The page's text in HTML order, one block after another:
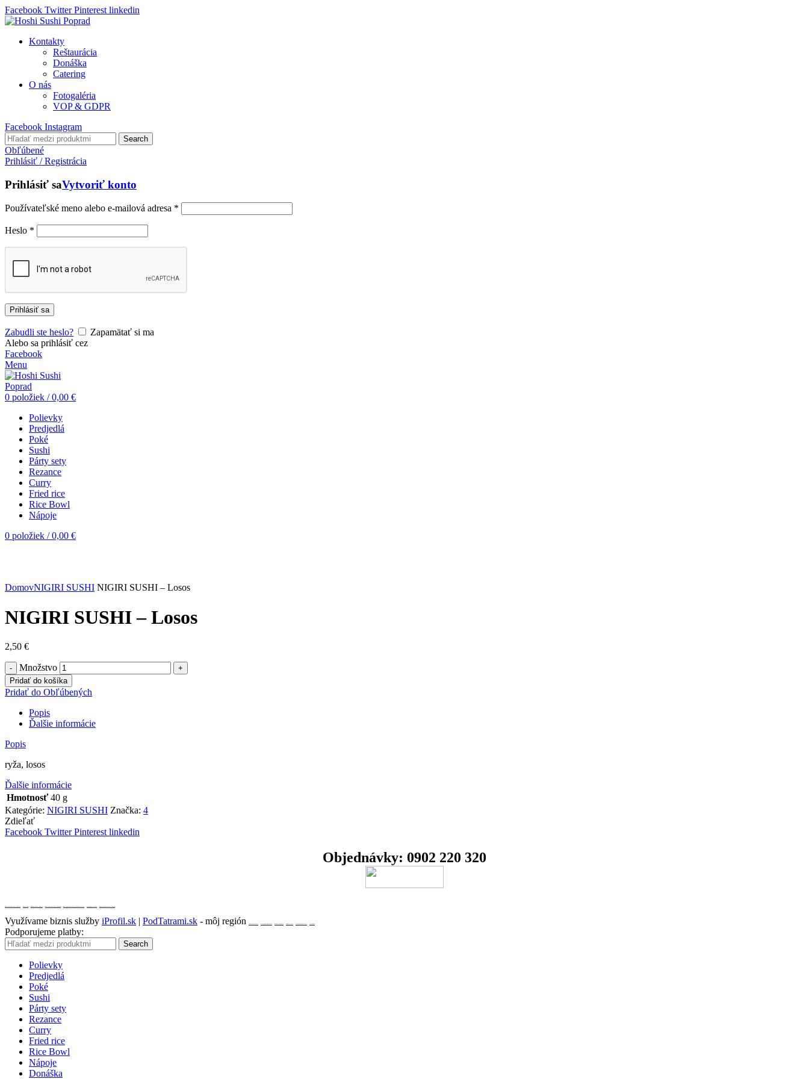
Facebook Twitter Pinterest linkedin
Kontakty
Reštaurácia
Donáška
Catering
O nás
Fotogaléria
VOP & GDPR
Facebook Instagram
Search
Obľúbené
Prihlásiť / Registrácia
Prihlásiť saVytvoriť konto
Používateľské meno alebo e-mailová adresa *
Heslo *
Prihlásiť sa
Zabudli ste heslo?
Zapamätať si ma
Alebo sa prihlásiť cez
Facebook
Menu
0 položiek / 0,00 €
Polievky
Predjedlá
Poké
Sushi
Párty sety
Rezance
Curry
Fried rice
Rice Bowl
Nápoje
0 položiek / 0,00 €
DomovNIGIRI SUSHI NIGIRI SUSHI – Losos
NIGIRI SUSHI – Losos
2,50 €
Množstvo
Pridať do košíka
Pridať do Obľúbených
Popis
Ďalšie informácie
Popis
ryža, losos
Ďalšie informácie
Hmotnosť 40 g
Kategórie: NIGIRI SUSHI Značka: 4
Zdieľať
Facebook Twitter Pinterest linkedin
Objednávky: 0902 220 320
Využívame biznis služby iProfil.sk | PodTatrami.sk - môj región
Podporujeme platby:
Search
Polievky
Predjedlá
Poké
Sushi
Párty sety
Rezance
Curry
Fried rice
Rice Bowl
Nápoje
Donáška